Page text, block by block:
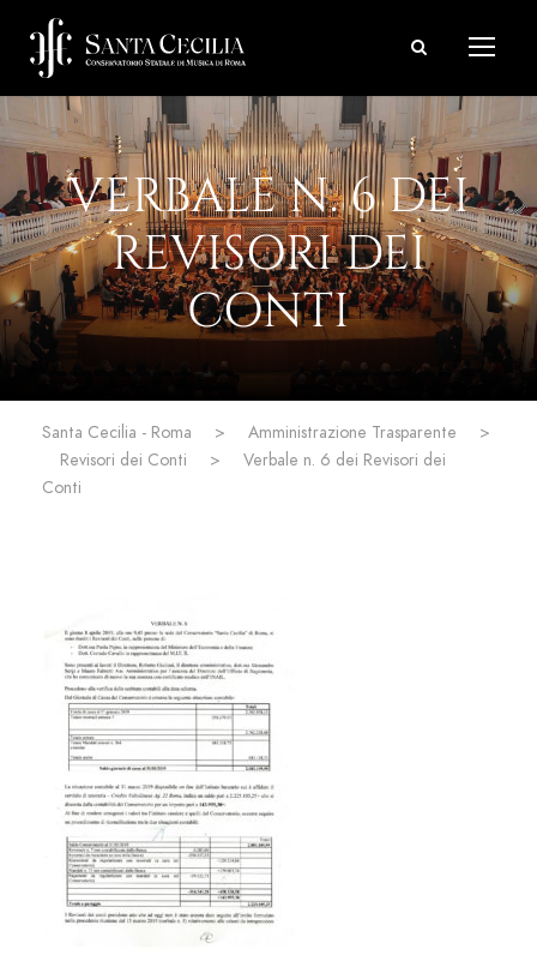
VERBALE N. 6 DEI
REVISORI DEI
CONTI
Santa Cecilia - Roma > Amministrazione Trasparente
>
Revisori dei Conti
>
Verbale n. 6 dei Revisori dei
Conti